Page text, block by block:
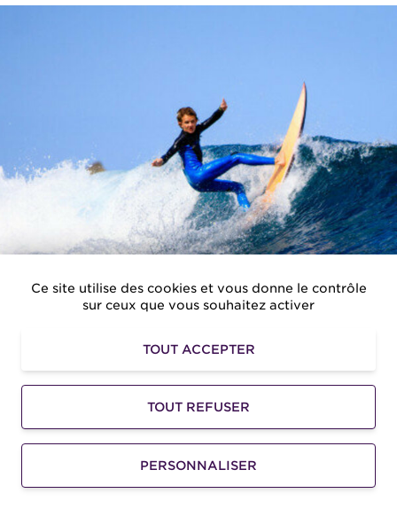
Ce site utilise des cookies et vous donne le contrôle
sur ceux que vous souhaitez activer
TOUT ACCEPTER
TOUT REFUSER
PERSONNALISER
Location de planche de surf - plage de Pampelonne
Le vent s’engouffre dans la mer et fais naitre de
beaux rouleaux ? Nul doute : le temps parfait pour
vous essayer au...